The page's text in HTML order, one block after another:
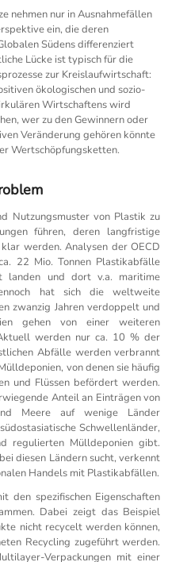
nehmen nur in Ausnahmefällen
ein, die deren
Südens differenziert
Lücke ist typisch für die
zur Kreislaufwirtschaft:
ökologischen und sozio-
Wirtschaftens wird
wer zu den Gewinnern oder
Veränderung gehören könnte
Wertschöpfungsketten.
Nutzungsmuster von Plastik zu
führen, deren langfristige
werden. Analysen der OECD
22 Mio. Tonnen Plastikabfälle
landen und dort v.a. maritime
hat sich die weltweite
zwanzig Jahren verdoppelt und
gehen von einer weiteren
werden nur ca. 10 % der
Abfälle werden verbrannt
von denen sie häufig
und Flüssen befördert werden.
Anteil an Einträgen von
Meere auf wenige Länder
Schwellenländer,
regulierten Mülldeponien gibt.
diesen Ländern sucht, verkennt
Handels mit Plastikabfällen.
den spezifischen Eigenschaften
Dabei zeigt das Beispiel
nicht recycelt werden können,
Recycling zugeführt werden.
Verpackungen mit einer